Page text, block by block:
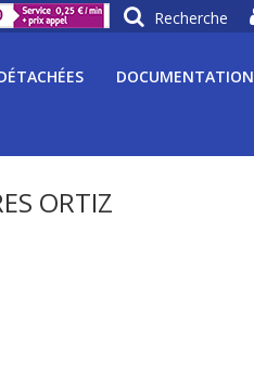
DOCUMENTATION
ORTIZ
Recherche